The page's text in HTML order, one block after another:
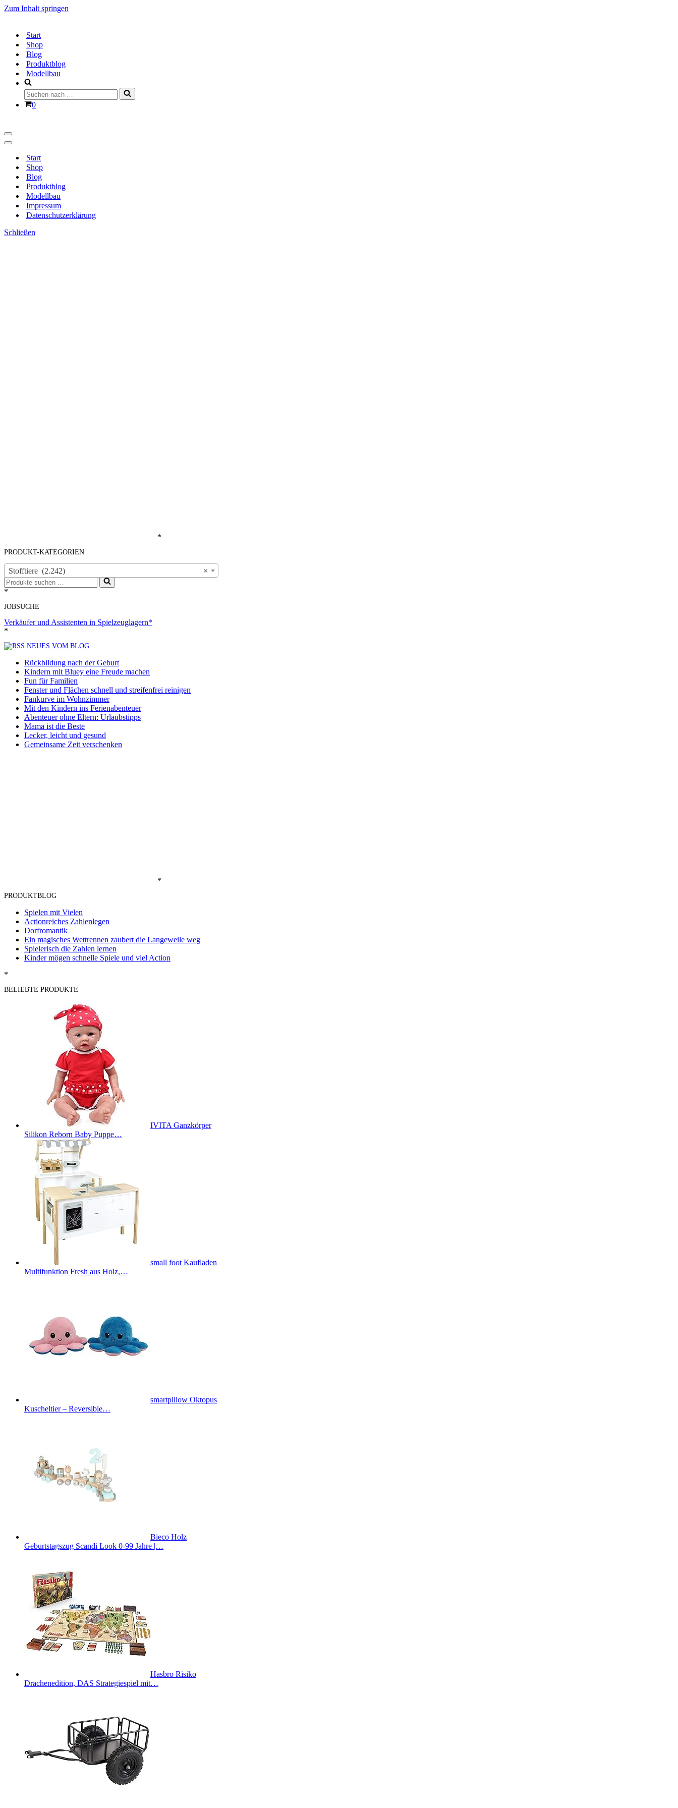
Zum Inhalt springen
Start
Shop
Blog
Produktblog
Modellbau
Suchen
nach …
Warenkorb
0
Navigationsmenü
Navigationsmenü
Start
Shop
Blog
Produktblog
Modellbau
Impressum
Datenschutzerklärung
Schließen
*
PRODUKT-KATEGORIEN
×
Stofftiere (2.242)
Suchen
nach …
*
JOBSUCHE
Verkäufer und Assistenten in Spielzeuglagern*
*
NEUES VOM BLOG
Rückbildung nach der Geburt
Kindern mit Bluey eine Freude machen
Fun für Familien
Fenster und Flächen schnell und streifenfrei reinigen
Fankurve im Wohnzimmer
Mit den Kindern ins Ferienabenteuer
Abenteuer ohne Eltern: Urlaubstipps
Mama ist die Beste
Lecker, leicht und gesund
Gemeinsame Zeit verschenken
*
PRODUKTBLOG
Spielen mit Vielen
Actionreiches Zahlenlegen
Dorfromantik
Ein magisches Wettrennen zaubert die Langeweile weg
Spielerisch die Zahlen lernen
Kinder mögen schnelle Spiele und viel Action
*
BELIEBTE PRODUKTE
IVITA Ganzkörper
Silikon Reborn Baby Puppe…
small foot Kaufladen
Multifunktion Fresh aus Holz,…
smartpillow Oktopus
Kuscheltier – Reversible…
Bieco Holz
Geburtstagszug Scandi Look 0-99 Jahre |…
Hasbro Risiko
Drachenedition, DAS Strategiespiel mit…